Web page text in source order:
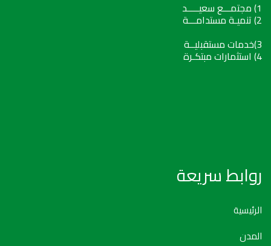
1) مجتمـــع سعيـــــد
2) تنميـة مستدامـــة
3)خدمات مستقبليــة
4) استثمارات مبتكـرة
روابط سريعة
الرئيسية
المدن